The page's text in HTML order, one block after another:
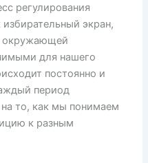
регулирования
экран,
окружающей
для нашего
постоянно и
период
то, как мы понимаем
к разным